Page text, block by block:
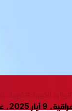
#وزارة الكهرباء#كهرباء